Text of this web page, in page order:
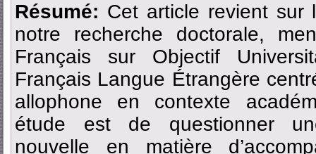
Résumé: Cet article revient sur
notre recherche doctorale,
Français sur Objectif
Français Langue Étrangère
allophone en contexte
étude est de questionner
nouvelle en matière